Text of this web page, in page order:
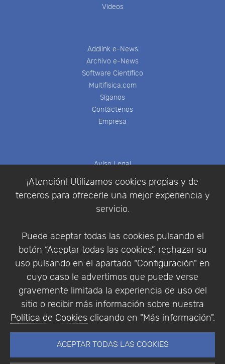
¡Atención! Utilizamos cookies propias y de
terceros para ofrecerle una mejor experiencia y
servicio.
Puede aceptar todas las cookies pulsando el
botón “Aceptar todas las cookies”, rechazar su
uso pulsando en el apartado "Configuración" en
cuyo caso le advertimos que puede verse
gravemente limitada la experiencia de uso del
sitio o recibir más información sobre nuestra
Política de Cookies clicando en "Más información".
ACEPTAR TODAS LAS COOKIES
Videos
Addlink e-News
Archivo e-News
Software Científico
Multifisica.com
Síganos
Contáctenos
Empresa
Aviso Legal
Condiciones de compra
Identificarse
Empresa|Aviso Legal| Política de Privacidad |
Política de Cookies
© Copyright 1994 - 2026. Addlink Software
Científico, S.L.
Portugal.